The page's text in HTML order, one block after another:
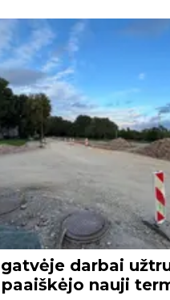
darbai
nauji